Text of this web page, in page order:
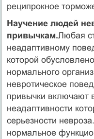
реципрокное
Научение людей
привычкам.Любая
неадаптивно­му
которой
нор­мального
невротическое
привычки включают
неадаптивности
серьезности
нормальное